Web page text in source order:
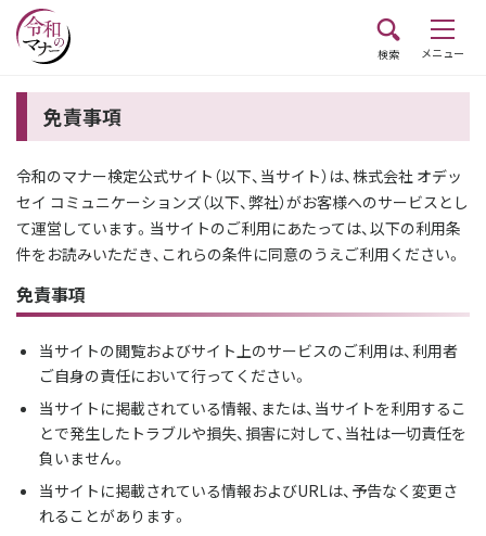
メニュー
検索
免責事項
令和のマナー検定公式サイト（以下、当サイト）は、株式会社 オデッ
セイ コミュニケーションズ（以下、弊社）がお客様へのサービスとし
て運営しています。当サイトのご利用にあたっては、以下の利用条
件をお読みいただき、これらの条件に同意のうえご利用ください。
免責事項
当サイトの閲覧およびサイト上のサービスのご利用は、利用者
ご自身の責任において行ってください。
当サイトに掲載されている情報、または、当サイトを利用するこ
とで発生したトラブルや損失、損害に対して、当社は一切責任を
負いません。
当サイトに掲載されている情報およびURLは、予告なく変更さ
れることがあります。